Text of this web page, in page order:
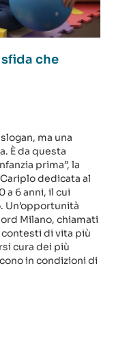
che
ma una
È da questa
prima”, la
dedicata al
a 6 anni, il cui
Un’opportunità
Milano, chiamati
di vita più
cura dei più
in condizioni di